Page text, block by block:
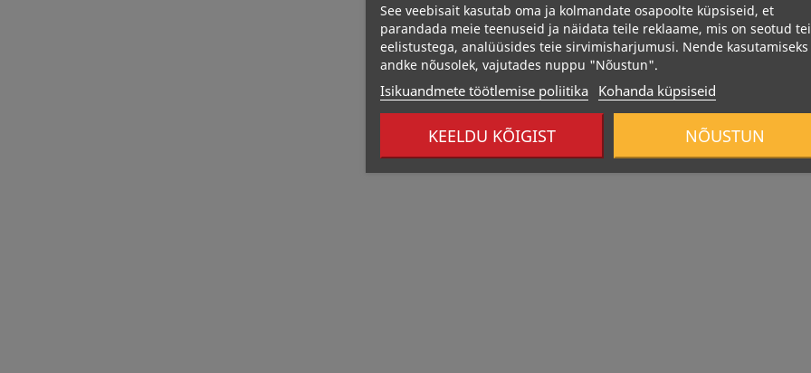
Otsas
See veebisait kasutab oma ja kolmandate osapoolte küpsiseid, et
parandada meie teenuseid ja näidata teile reklaame, mis on seotud
eelistustega, analüüsides teie sirvimisharjumusi. Nende kasutamiseks
andke nõusolek, vajutades nuppu "Nõustun".
Isikuandmete töötlemise poliitika Kohanda küpsiseid
KEELDU KÕIGIST NÕUSTUN